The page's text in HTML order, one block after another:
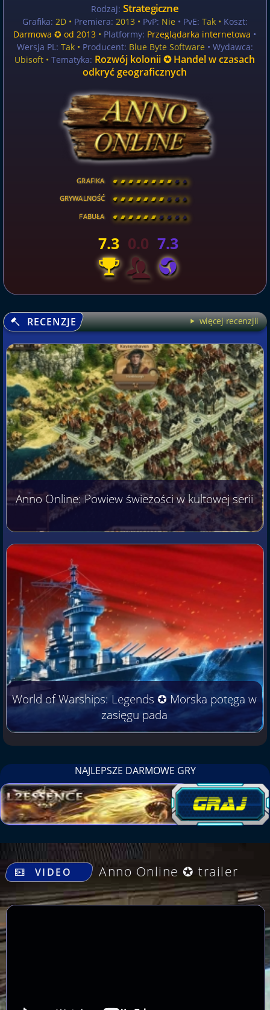
Rodzaj: Strategiczne
Grafika: 2D • Premiera: 2013 • PvP: Nie • PvE: Tak • Koszt:
Darmowa ✪ od 2013 • Platformy: Przeglądarka internetowa •
Wersja PL: Tak• Producent: Blue Byte Software • Wydawca:
Ubisoft •Tematyka: Rozwój kolonii ✪ Handel w czasach
odkryć geograficznych
GRAFIKA [ \ \ \ \ \ \ \ \ ]
GRYWALNOŚĆ [ \ \ \ \ \ \ \ \ ]
FABUŁA [ \ \ \ \ \ \ \ \ ]
7.3 0.0 7.3
RECENZJE więcej recenzjii
Anno Online: Powiew świeżości w kultowej serii
World of Warships: Legends ✪ Morska potęga w
zasięgu pada
NAJLEPSZE DARMOWE GRY
.
VIDEO
Anno Online ✪ trailer